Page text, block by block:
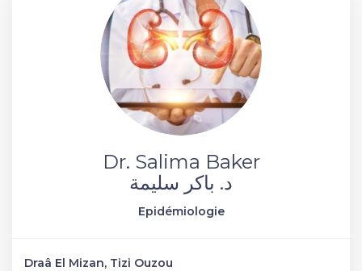
Dr. Salima Baker
د. باكر سليمة
Epidémiologie
Draâ El Mizan, Tizi Ouzou